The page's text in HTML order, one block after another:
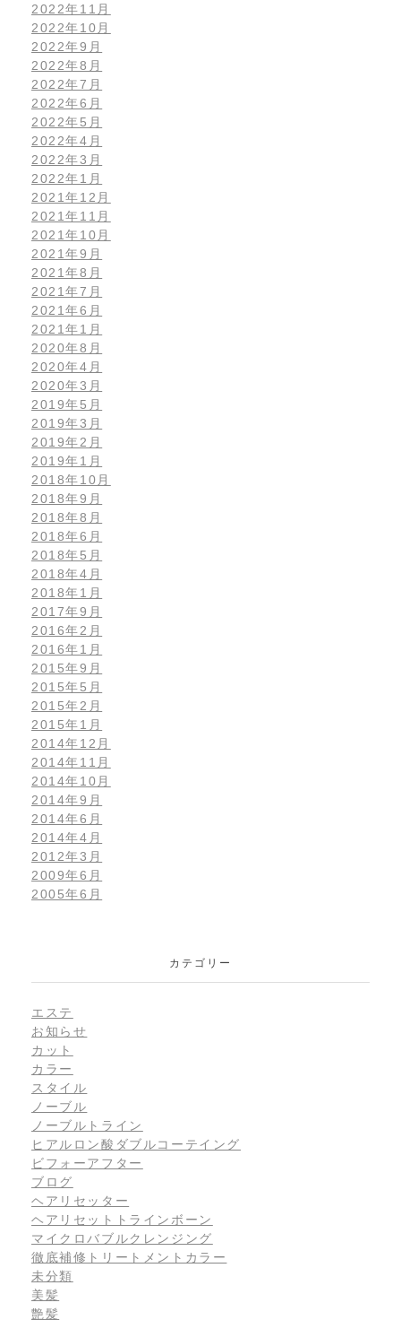
2022年11月
2022年10月
2022年9月
2022年8月
2022年7月
2022年6月
2022年5月
2022年4月
2022年3月
2022年1月
2021年12月
2021年11月
2021年10月
2021年9月
2021年8月
2021年7月
2021年6月
2021年1月
2020年8月
2020年4月
2020年3月
2019年5月
2019年3月
2019年2月
2019年1月
2018年10月
2018年9月
2018年8月
2018年6月
2018年5月
2018年4月
2018年1月
2017年9月
2016年2月
2016年1月
2015年9月
2015年5月
2015年2月
2015年1月
2014年12月
2014年11月
2014年10月
2014年9月
2014年6月
2014年4月
2012年3月
2009年6月
2005年6月
カテゴリー
エステ
お知らせ
カット
カラー
スタイル
ノーブル
ノーブルトライン
ヒアルロン酸ダブルコーテイング
ビフォーアフター
ブログ
ヘアリセッター
ヘアリセットトラインボーン
マイクロバブルクレンジング
徹底補修トリートメントカラー
未分類
美髪
艶髪